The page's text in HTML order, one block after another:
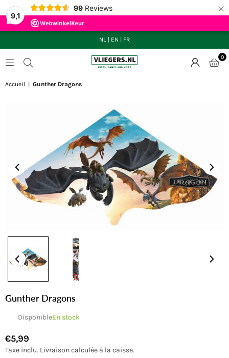
9,1
99 Reviews ×
NL EN FR
0
Accueil Gunther Dragons
Gunther Dragons
DisponibleEn stock
Prix
régulier
€5,99
Taxe inclu. Livraisoncalculée à la caisse.